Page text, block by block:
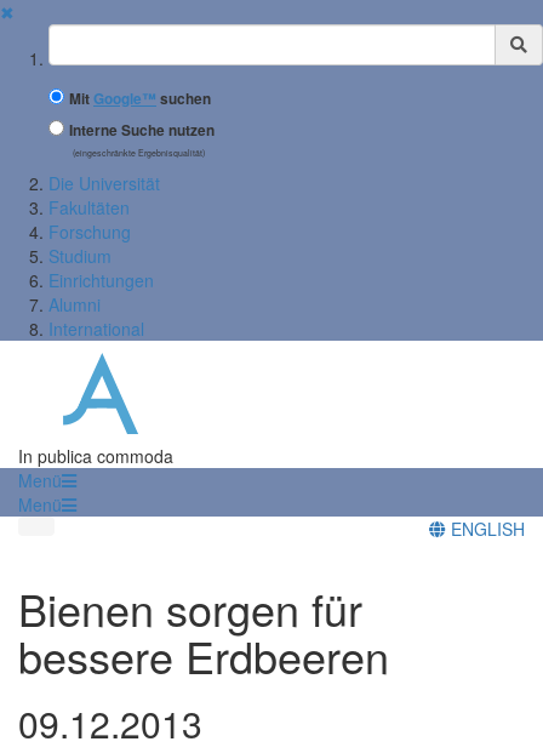
✖
Suchbegriff
MitGoogle™ suchen
Interne Suche nutzen
(eingeschränkte Ergebnisqualität)
Die Universität
Fakultäten
Forschung
Studium
Einrichtungen
Alumni
International
In publica commoda
Menü
Menü
ENGLISH
Bienen sorgen für
bessere Erdbeeren
09.12.2013